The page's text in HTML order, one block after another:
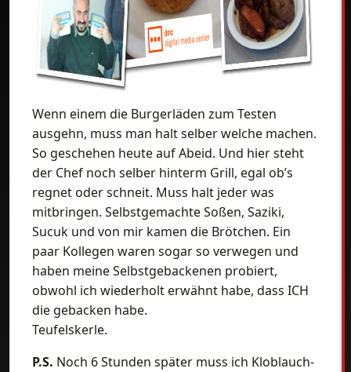
Wenn einem die Burgerläden zum Testen
ausgehn, muss man halt selber welche machen.
So geschehen heute auf Abeid. Und hier steht
der Chef noch selber hinterm Grill, egal ob’s
regnet oder schneit. Muss halt jeder was
mitbringen. Selbstgemachte Soßen, Saziki,
Sucuk und von mir kamen die Brötchen. Ein
paar Kollegen waren sogar so verwegen und
haben meine Selbstgebackenen probiert,
obwohl ich wiederholt erwähnt habe, dass ICH
die gebacken habe.
Teufelskerle.
P.S. Noch 6 Stunden später muss ich Kloblauch-